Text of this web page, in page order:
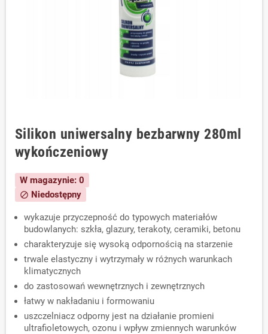
Silikon uniwersalny bezbarwny 280ml
wykończeniowy
W magazynie: 0
block Niedostępny
wykazuje przyczepność do typowych materiałów
budowlanych: szkła, glazury, terakoty, ceramiki, betonu
charakteryzuje się wysoką odpornością na starzenie
trwale elastyczny i wytrzymały w różnych warunkach
klimatycznych
do zastosowań wewnętrznych i zewnętrznych
łatwy w nakładaniu i formowaniu
uszczelniacz odporny jest na działanie promieni
ultrafioletowych, ozonu i wpływ zmiennych warunków